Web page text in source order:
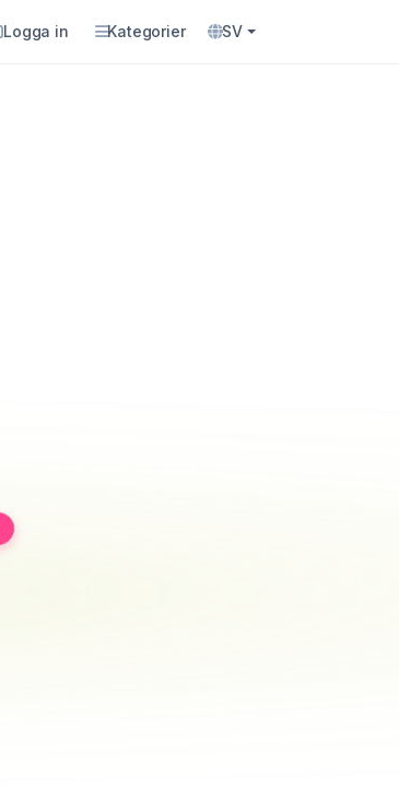
Logga in Kategorier SV